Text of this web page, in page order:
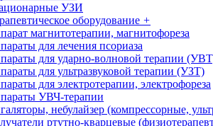
УЗИ
оборудование +
магнитотерапии, магнитофореза
для лечения псориаза
для ударно-волновой терапии
для ультразвуковой терапии (УЗТ)
для электротерапии, электрофореза
УВЧ-терапии
небулайзер (компрессорные,
ртутно-кварцевые